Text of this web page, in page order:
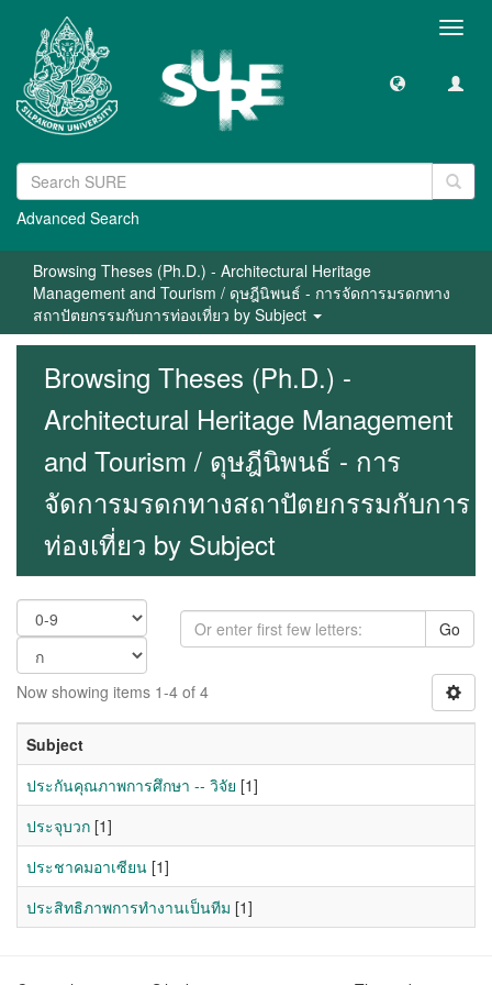
Advanced Search
Browsing Theses (Ph.D.) - Architectural Heritage
Management and Tourism / ดุษฎีนิพนธ์ - การจัดการมรดกทาง
สถาปัตยกรรมกับการท่องเที่ยว by Subject
Browsing Theses (Ph.D.) -
Architectural Heritage Management
and Tourism / ดุษฎีนิพนธ์ - การ
จัดการมรดกทางสถาปัตยกรรมกับการ
ท่องเที่ยว by Subject
Go
Now showing items 1-4 of 4
Subject
ประกันคุณภาพการศึกษา -- วิจัย [1]
ประจุบวก [1]
ประชาคมอาเซียน [1]
ประสิทธิภาพการทำงานเป็นทีม [1]